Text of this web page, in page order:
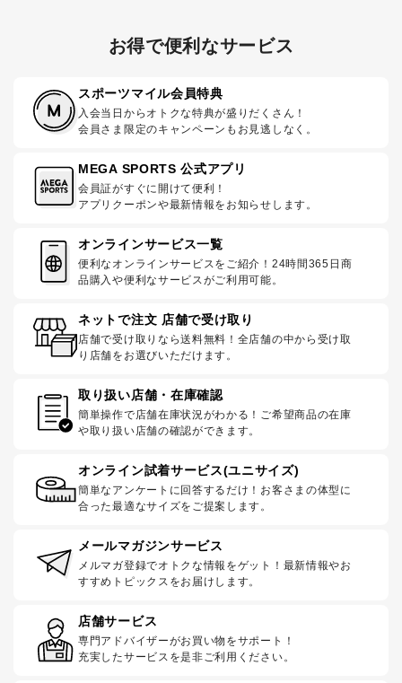
お得で便利なサービス
スポーツマイル会員特典
入会当日からオトクな特典が盛りだくさん！
会員さま限定のキャンペーンもお見逃しなく。
MEGA SPORTS 公式アプリ
会員証がすぐに開けて便利！
アプリクーポンや最新情報をお知らせします。
オンラインサービス一覧
便利なオンラインサービスをご紹介！24時間365日商
品購入や便利なサービスがご利用可能。
ネットで注文 店舗で受け取り
店舗で受け取りなら送料無料！全店舗の中から受け取
り店舗をお選びいただけます。
取り扱い店舗・在庫確認
簡単操作で店舗在庫状況がわかる！ご希望商品の在庫
や取り扱い店舗の確認ができます。
オンライン試着サービス(ユニサイズ)
簡単なアンケートに回答するだけ！お客さまの体型に
合った最適なサイズをご提案します。
メールマガジンサービス
メルマガ登録でオトクな情報をゲット！最新情報やお
すすめトピックスをお届けします。
店舗サービス
専門アドバイザーがお買い物をサポート！
充実したサービスを是非ご利用ください。